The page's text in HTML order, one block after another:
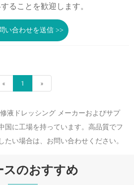
ることを歓迎します。
い合わせを送信 >>
« 1 »
液ドレッシング メーカーおよびサプ
国に工場を持っています。高品質でフ
たい場合は、お問い合わせください。
スのおすすめ